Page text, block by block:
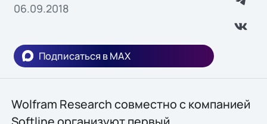
06.09.2018
Подписаться в MAX
Wolfram Research совместно с компанией